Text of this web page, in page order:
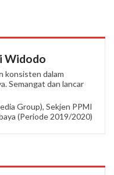
Widodo
konsisten dalam
Semangat dan lancar
Group), Sekjen PPMI
(Periode 2019/2020)